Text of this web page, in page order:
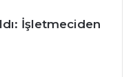
İşletmeciden